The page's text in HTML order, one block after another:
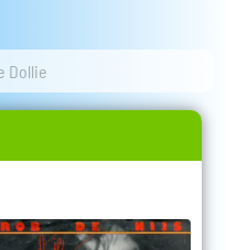
Dollie